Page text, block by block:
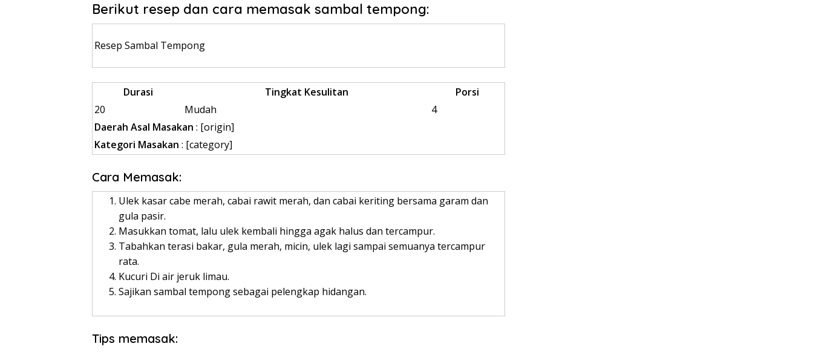
Berikut resep dan cara memasak sambal tempong:
Resep Sambal Tempong
Durasi Tingkat Kesulitan
Porsi
20
Mudah
4
Daerah Asal Masakan : [origin]
Kategori Masakan : [category]
Cara Memasak:
Ulek kasar cabe merah, cabai rawit merah, dan cabai keriting bersama garam dan
gula pasir.
Masukkan tomat, lalu ulek kembali hingga agak halus dan tercampur.
Tabahkan terasi bakar, gula merah, micin, ulek lagi sampai semuanya tercampur
rata.
Kucuri Di air jeruk limau.
Sajikan sambal tempong sebagai pelengkap hidangan.
Tips memasak: